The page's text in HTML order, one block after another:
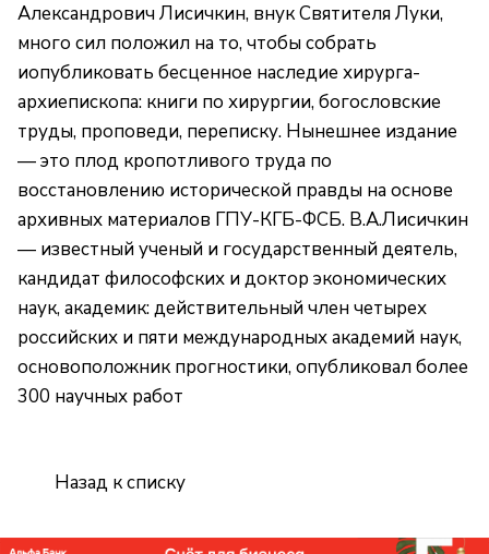
Александрович Лисичкин, внук Святителя Луки,
много сил положил на то, чтобы собрать
иопубликовать бесценное наследие хирурга-
архиепископа: книги по хирургии, богословские
труды, проповеди, переписку. Нынешнее издание
— это плод кропотливого труда по
восстановлению исторической правды на основе
архивных материалов ГПУ-КГБ-ФСБ. В.А.Лисичкин
— известный ученый и государственный деятель,
кандидат философских и доктор экономических
наук, академик: действительный член четырех
российских и пяти международных академий наук,
основоположник прогностики, опубликовал более
300 научных работ
Назад к списку